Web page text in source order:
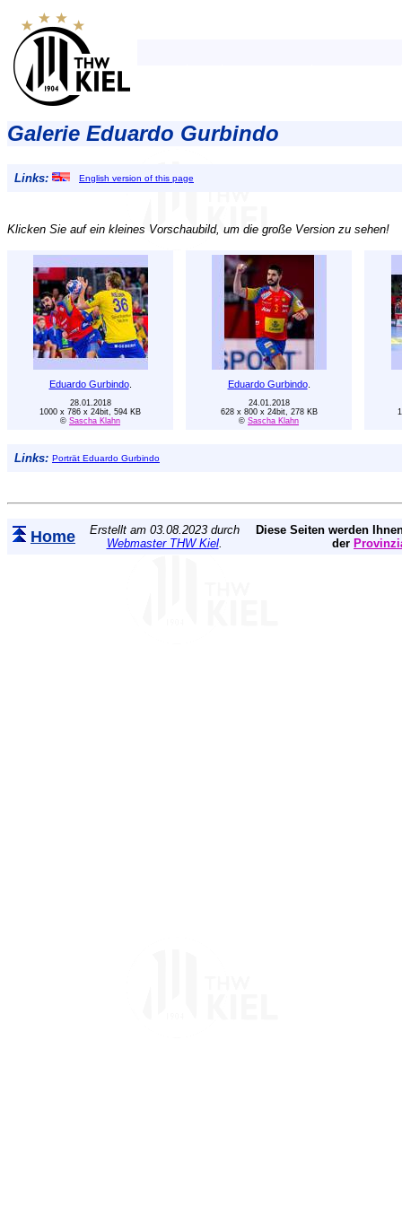
Galerie Eduardo Gurbindo
Links: English version of this page
Klicken Sie auf ein kleines Vorschaubild, um die große Version zu sehen!
Eduardo Gurbindo. Eduardo Gurbindo.
28.01.2018
1000 x 786 x 24bit, 594 KB
© Sascha Klahn
24.01.2018
628 x 800 x 24bit, 278 KB
© Sascha Klahn
Links: Porträt Eduardo Gurbindo
Home
Erstellt am 03.08.2023 durch
Webmaster THW Kiel.
Diese Seiten werden
der